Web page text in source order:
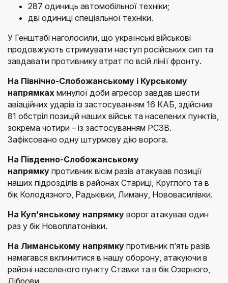
287 одиниць автомобільної техніки;
дві одиниці спеціальної техніки.
У Генштабі наголосили, що українські військові
продовжують стримувати наступ російських сил та
завдавати противнику втрат по всій лінії фронту.
На Північно-Слобожанському і Курському
напрямках минулої доби агресор завдав шести
авіаційних ударів із застосуванням 16 КАБ, здійснив
81 обстріл позицій наших військ та населених пунктів,
зокрема чотири – із застосуванням РСЗВ.
Зафіксовано одну штурмову дію ворога.
На Південно-Слобожанському
напрямку противник вісім разів атакував позиції
наших підрозділів в районах Стариці, Круглого та в
бік Колодязного, Радьківки, Лиману, Нововасилівки.
На Куп’янському напрямку ворог атакував один
раз у бік Новоплатонівки.
На Лиманському напрямку противник п’ять разів
намагався вклинитися в нашу оборону, атакуючи в
районі населеного пункту Ставки та в бік Озерного,
Діброви.